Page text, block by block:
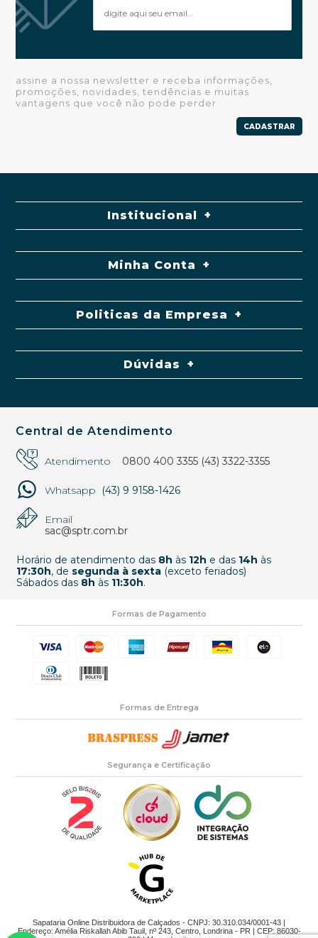
assine a nossa newsletter e receba informações,
promoções, novidades, tendências e muitas
vantagens que você não pode perder
CADASTRAR
Institucional
Minha Conta
Politicas da Empresa
Dúvidas
Central de Atendimento
Atendimento 0800 400 3355 (43) 3322-3355
Whatsapp (43) 9 9158-1426
Email
sac@sptr.com.br
Horário de atendimento das 8h às 12h e das 14h às
17:30h, de segunda à sexta(exceto feriados)
Sábados das 8h às 11:30h.
Formas de Pagamento
Formas de Entrega
Segurança e Certificação
Sapataria Online Distribuidora de Calçados - CNPJ: 30.310.034/0001-43 |
Endereço: Amélia Riskallah Abib Tauil, nº 243, Centro, Londrina - PR | CEP: 86030-